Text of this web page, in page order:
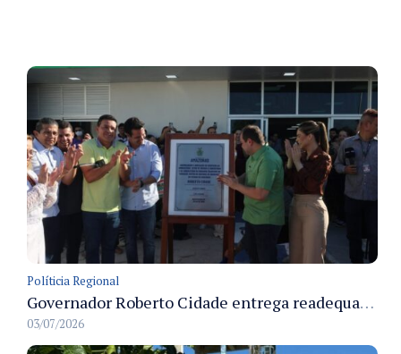
Políticia Regional
Governador Roberto Cidade entrega readequação do ambulatório da FCecon e amplia capacidade de atendimento oncológico em Manaus
03/07/2026